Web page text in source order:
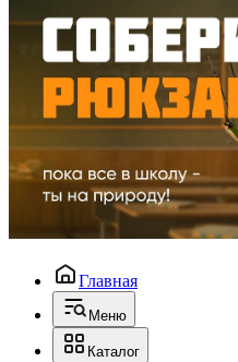
Главная
Меню
Каталог